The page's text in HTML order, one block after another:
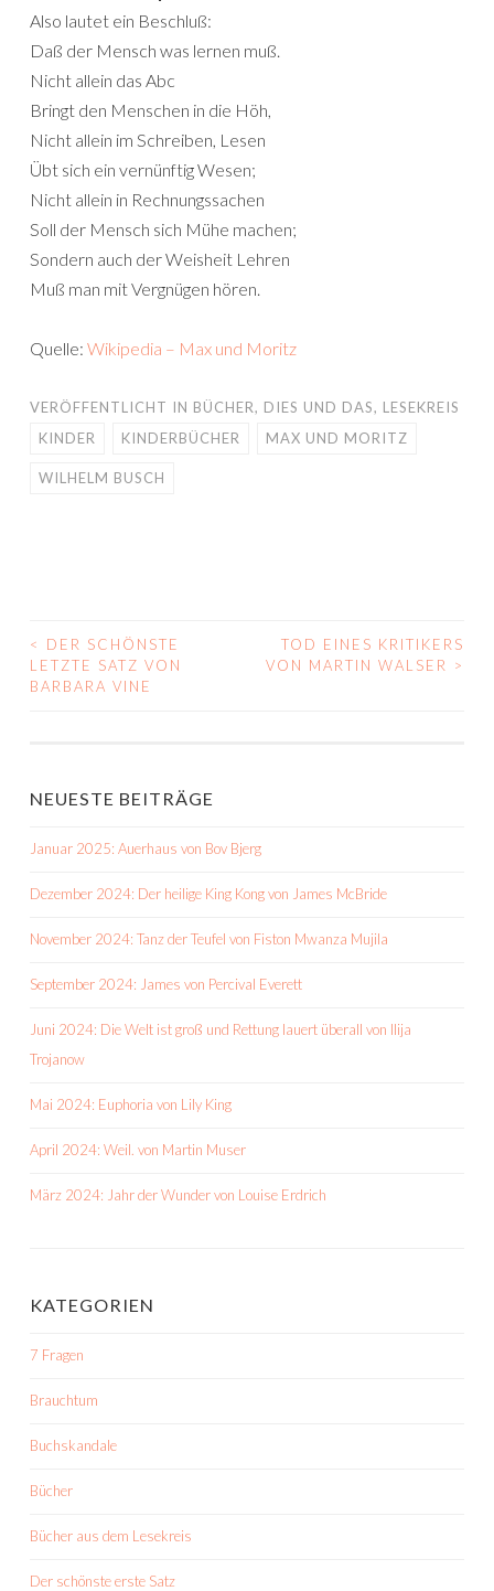
Also lautet ein Beschluß:
Daß der Mensch was lernen muß.
Nicht allein das Abc
Bringt den Menschen in die Höh,
Nicht allein im Schreiben, Lesen
Übt sich ein vernünftig Wesen;
Nicht allein in Rechnungssachen
Soll der Mensch sich Mühe machen;
Sondern auch der Weisheit Lehren
Muß man mit Vergnügen hören.
Quelle: Wikipedia – Max und Moritz
VERÖFFENTLICHT IN BÜCHER, DIES UND DAS, LESEKREIS
KINDER
KINDERBÜCHER MAX UND MORITZ
WILHELM BUSCH
BEITRAGS-
NAVIGATION
<
DER SCHÖNSTE
LETZTE SATZ VON
BARBARA VINE
TOD EINES KRITIKERS
VON MARTIN WALSER >
NEUESTE BEITRÄGE
Januar 2025: Auerhaus von Bov Bjerg
Dezember 2024: Der heilige King Kong von James McBride
November 2024: Tanz der Teufel von Fiston Mwanza Mujila
September 2024: James von Percival Everett
Juni 2024: Die Welt ist groß und Rettung lauert überall von Ilija
Trojanow
Mai 2024: Euphoria von Lily King
April 2024: Weil. von Martin Muser
März 2024: Jahr der Wunder von Louise Erdrich
KATEGORIEN
7 Fragen
Brauchtum
Buchskandale
Bücher
Bücher aus dem Lesekreis
Der schönste erste Satz